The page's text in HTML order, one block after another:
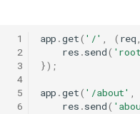
1
2
3
4
5
6
app .get( '/' , ( req,
res .send(
});
app .get( '/about' ,
res .send(